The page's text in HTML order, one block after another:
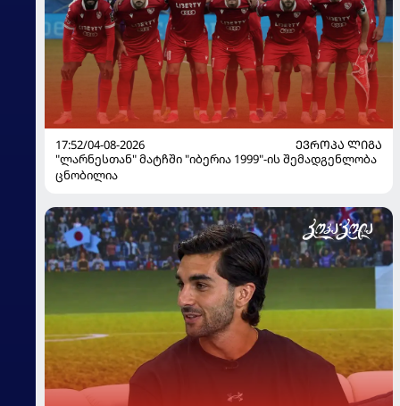
17:52/04-08-2026
ᲔᲕᲠᲝᲞᲐ ᲚᲘᲒᲐ
"ლარნესთან" მატჩში "იბერია 1999"-ის შემადგენლობა
ცნობილია